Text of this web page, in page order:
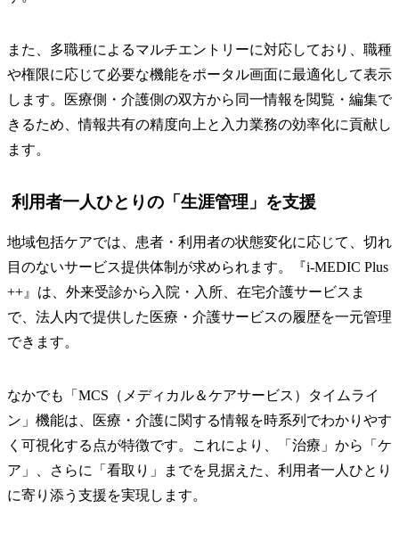
また、多職種によるマルチエントリーに対応しており、職種
や権限に応じて必要な機能をポータル画面に最適化して表示
します。医療側・介護側の双方から同一情報を閲覧・編集で
きるため、情報共有の精度向上と入力業務の効率化に貢献し
ます。
利用者一人ひとりの「生涯管理」を支援
地域包括ケアでは、患者・利用者の状態変化に応じて、切れ
目のないサービス提供体制が求められます。『i-MEDIC Plus
++』は、外来受診から入院・入所、在宅介護サービスま
で、法人内で提供した医療・介護サービスの履歴を一元管理
できます。
なかでも「MCS（メディカル＆ケアサービス）タイムライ
ン」機能は、医療・介護に関する情報を時系列でわかりやす
く可視化する点が特徴です。これにより、「治療」から「ケ
ア」、さらに「看取り」までを見据えた、利用者一人ひとり
に寄り添う支援を実現します。